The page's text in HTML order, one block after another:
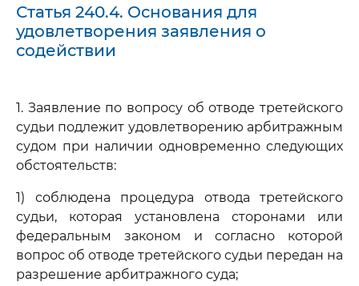
Статья 240.4. Основания для
удовлетворения заявления о
содействии
1. Заявление по вопросу об отводе третейского
судьи подлежит удовлетворению арбитражным
судом при наличии одновременно следующих
обстоятельств:
1) соблюдена процедура отвода третейского
судьи, которая установлена сторонами или
федеральным законом и согласно которой
вопрос об отводе третейского судьи передан на
разрешение арбитражного суда;